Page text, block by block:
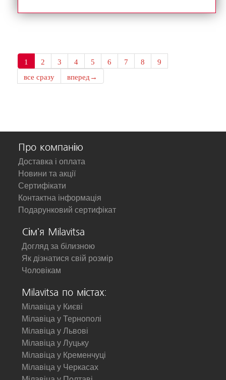
1 2 3 4 5 6 7 8
9
все сразу
вперед→
Про компанію
Доставка і оплата
Новини та акції
Сертифікати
Контактна інформація
Подарунковий сертифікат
Сім'я Milavitsa
Догляд за білизною
Як дізнатися свій розмір
Чоловікам
Milavitsa по містах:
Мілавіца у Києві
Мілавіца у Тернополі
Мілавіца у Львові
Мілавіца у Луцьку
Мілавіца у Кременчуці
Мілавіца у Черкасах